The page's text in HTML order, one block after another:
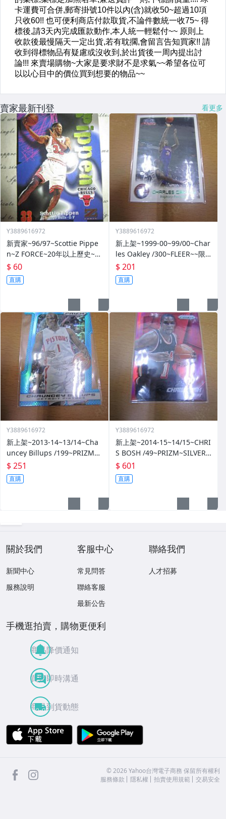
賣家最新刊登 看更多
Y3889616972
新賣家~96/97~Scottie Pippe
n~Z FORCE~20年以上歷史~無
限量~
$ 60
直購
Y3889616972
新上架~1999-00~99/00~Char
les Oakley /300~FLEER~~限
量/300~1060114-1
$ 201
直購
Y3889616972
新上架~2013-14~13/14~Cha
uncey Billups /199~PRIZM~S
ILVER~藍亮~限量/199~10601
14-1
$ 251
直購
Y3889616972
新上架~2014-15~14/15~CHRI
S BOSH /49~PRIZM~SILVER~
紅亮~低限量/49~1060114-1
$ 601
直購
關於我們
新聞中心
服務說明
客服中心
常見問答
聯絡客服
最新公告
聯絡我們
人才招募
手機逛拍賣，購物更便利
商品降價通知
買賣即時溝通
商品到貨動態
APP Store
facebook ©2026 Yahoo台灣電子商務 保留所有權利
服務條款
隱私權 拍賣使用規範 交易安全